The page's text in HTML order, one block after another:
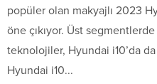
popüler olan makyajlı 2023
öne çıkıyor. Üst segmentlerde
teknolojiler, Hyundai i10’da
Hyundai i10...